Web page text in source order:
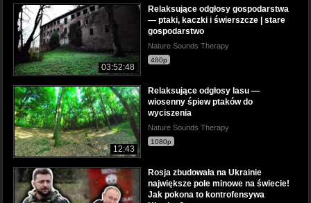
03:52:48
Relaksujące odgłosy gospodarstwa
— ptaki, kaczki i świerszcze | stare
gospodarstwo
Nature Sounds Therapy
480p
12:43
Relaksujące odgłosy lasu —
wiosenny śpiew ptaków do
wyciszenia
Nature Sounds Therapy
1080p
Rosja zbudowała na Ukrainie
największe pole minowe na świecie!
Jak pokona to kontrofensywa